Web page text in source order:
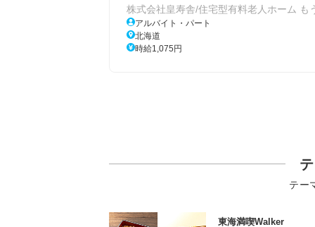
株式会社皇寿舎/住宅型有料老人ホーム も
アルバイト・パート
北海道
時給1,075円
テー
東海満喫Walker